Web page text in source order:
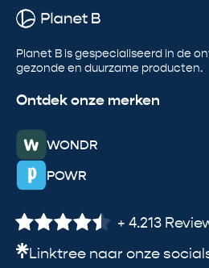
Planet B is gespecialiseerd in de
gezonde en duurzame producten.
Ontdek onze merken
WONDR
POWR
+ 4.213
Linktree naar onze